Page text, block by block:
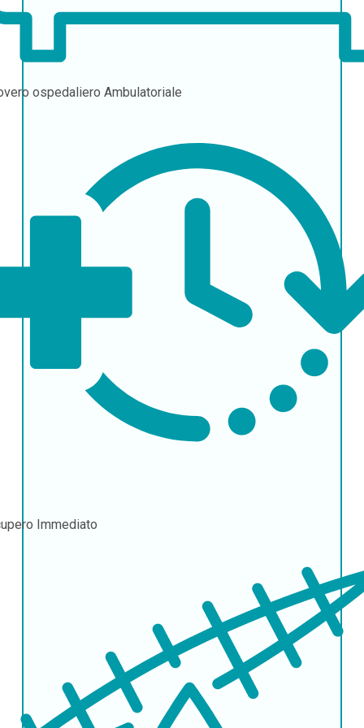
ospedaliero Ambulatoriale
Immediato